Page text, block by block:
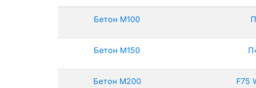
Бетон М100
Бетон М150
Бетон М200 F75